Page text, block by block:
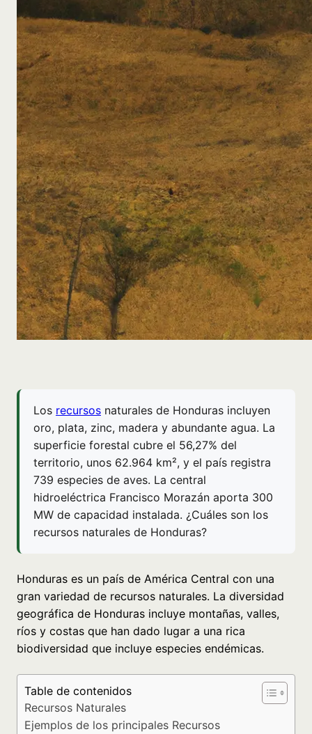
Los recursos naturales de Honduras incluyen
oro, plata, zinc, madera y abundante agua. La
superficie forestal cubre el 56,27% del
territorio, unos 62.964 km², y el país registra
739 especies de aves. La central
hidroeléctrica Francisco Morazán aporta 300
MW de capacidad instalada. ¿Cuáles son los
recursos naturales de Honduras?
Honduras es un país de América Central con una
gran variedad de recursos naturales. La diversidad
geográfica de Honduras incluye montañas, valles,
ríos y costas que han dado lugar a una rica
biodiversidad que incluye especies endémicas.
Table de contenidos
Recursos Naturales
Ejemplos de los principales Recursos